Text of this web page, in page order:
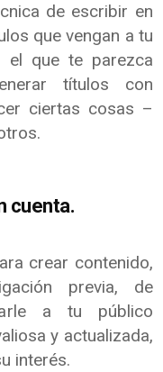
de escribir en
que vengan a tu
el que te parezca
títulos con
ciertas cosas –
cuenta.
crear contenido,
previa, de
a tu público
y actualizada,
interés.